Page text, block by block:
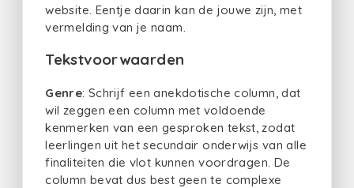
website. Eentje daarin kan de jouwe zijn, met
vermelding van je naam.
Tekstvoorwaarden
Genre: Schrijf een anekdotische column, dat
wil zeggen een column met voldoende
kenmerken van een gesproken tekst, zodat
leerlingen uit het secundair onderwijs van alle
finaliteiten die vlot kunnen voordragen. De
column bevat dus best geen te complexe